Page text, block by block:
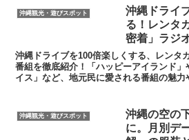
沖縄観光・遊びスポット
沖縄ドライ
る！レンタ
密着」ラジ
沖縄ドライブを100倍楽しくする、レンタ
番組を徹底紹介！「ハッピーアイランド
イス」など、地元民に愛される番組の魅
沖縄観光・遊びスポット
沖縄の空の
に。月別デ